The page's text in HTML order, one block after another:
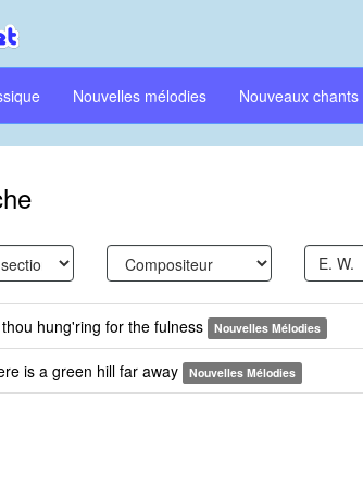
Nouvelles mélodies Nouveaux chants
hung'ring for the fulness Nouvelles Mélodies
is a green hill far away Nouvelles Mélodies